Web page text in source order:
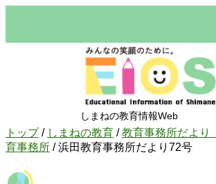
しまねの教育情報Web
現
在
位
トップ/ しまねの教育 /教育事務所だより
育事務所 /浜田教育事務所だより72号